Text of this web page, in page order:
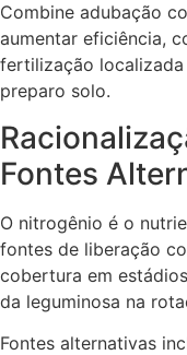
Combine adubação
aumentar eficiência,
fertilização
preparo solo.
Fontes
O nitrogênio é o
fontes de liberação
cobertura em
da leguminosa na
Fontes alternativas